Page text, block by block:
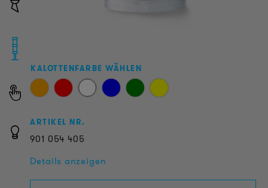
KALOTTENFARBE WÄHLEN
ARTIKEL NR.
901 054 405
Details anzeigen